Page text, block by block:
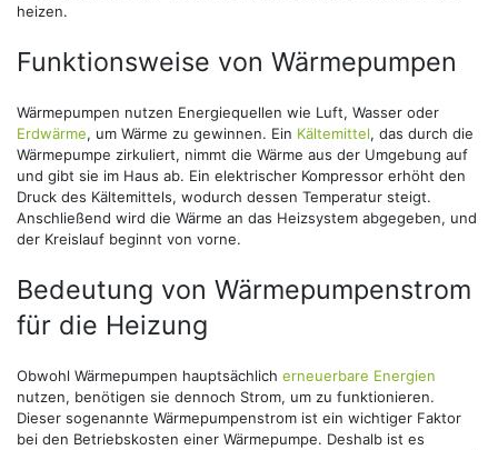
heizen.
Funktionsweise von Wärmepumpen
Wärmepumpen nutzen Energiequellen wie Luft, Wasser oder
Erdwärme, um Wärme zu gewinnen. Ein Kältemittel, das durch die
Wärmepumpe zirkuliert, nimmt die Wärme aus der Umgebung auf
und gibt sie im Haus ab. Ein elektrischer Kompressor erhöht den
Druck des Kältemittels, wodurch dessen Temperatur steigt.
Anschließend wird die Wärme an das Heizsystem abgegeben, und
der Kreislauf beginnt von vorne.
Bedeutung von Wärmepumpenstrom
für die Heizung
Obwohl Wärmepumpen hauptsächlich erneuerbare Energien
nutzen, benötigen sie dennoch Strom, um zu funktionieren.
Dieser sogenannte Wärmepumpenstrom ist ein wichtiger Faktor
bei den Betriebskosten einer Wärmepumpe. Deshalb ist es